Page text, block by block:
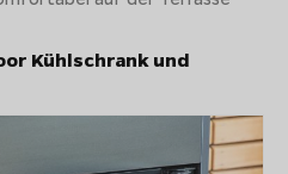
Kühlschrank und